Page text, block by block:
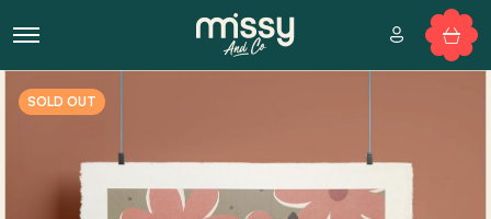
SOLD OUT